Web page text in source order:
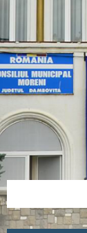
sidebar
sidebar